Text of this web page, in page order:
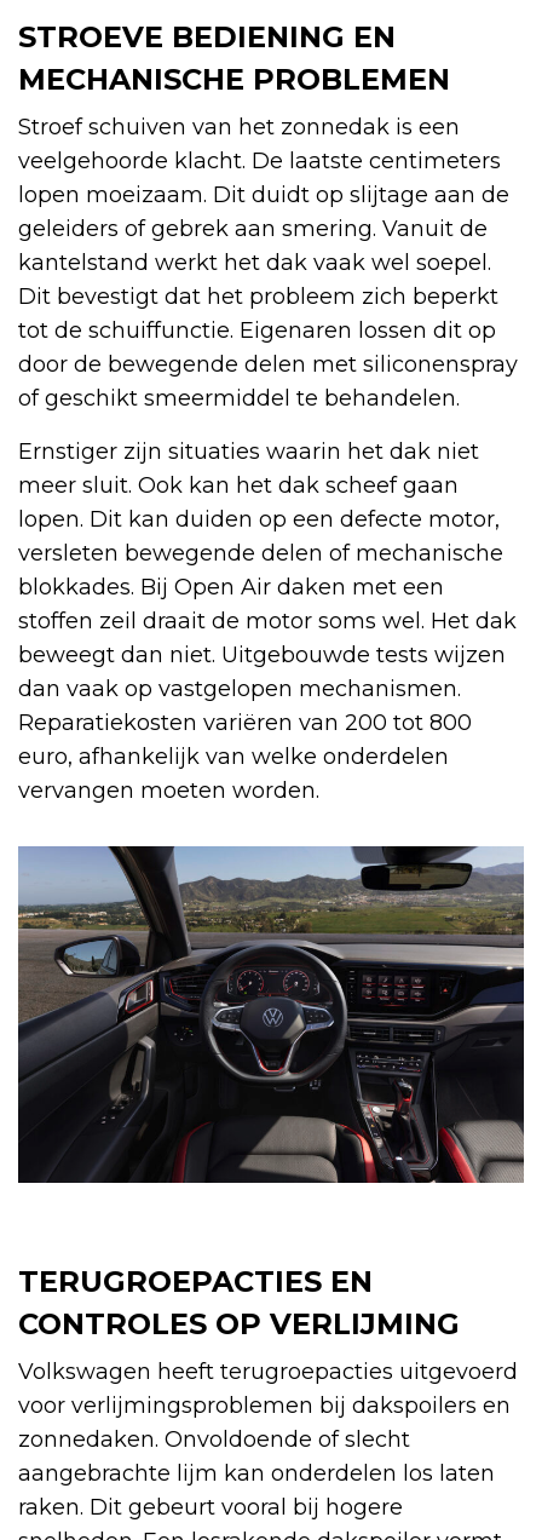
STROEVE BEDIENING EN
MECHANISCHE PROBLEMEN
Stroef schuiven van het zonnedak is een
veelgehoorde klacht. De laatste centimeters
lopen moeizaam. Dit duidt op slijtage aan de
geleiders of gebrek aan smering. Vanuit de
kantelstand werkt het dak vaak wel soepel.
Dit bevestigt dat het probleem zich beperkt
tot de schuiffunctie. Eigenaren lossen dit op
door de bewegende delen met siliconenspray
of geschikt smeermiddel te behandelen.
Ernstiger zijn situaties waarin het dak niet
meer sluit. Ook kan het dak scheef gaan
lopen. Dit kan duiden op een defecte motor,
versleten bewegende delen of mechanische
blokkades. Bij Open Air daken met een
stoffen zeil draait de motor soms wel. Het dak
beweegt dan niet. Uitgebouwde tests wijzen
dan vaak op vastgelopen mechanismen.
Reparatiekosten variëren van 200 tot 800
euro, afhankelijk van welke onderdelen
vervangen moeten worden.
TERUGROEPACTIES EN
CONTROLES OP VERLIJMING
Volkswagen heeft terugroepacties uitgevoerd
voor verlijmingsproblemen bij dakspoilers en
zonnedaken. Onvoldoende of slecht
aangebrachte lijm kan onderdelen los laten
raken. Dit gebeurt vooral bij hogere